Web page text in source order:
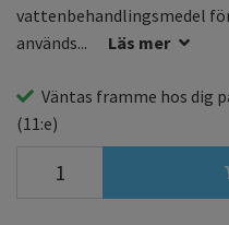
vattenbehandlingsmedel
används...
Läs mer
Väntas framme hos dig
(11:e)